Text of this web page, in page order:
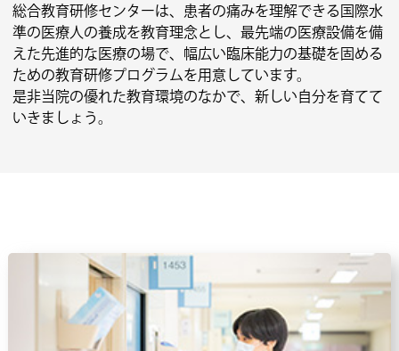
医師臨床研修
2026年度採用臨床研修医 追加募集延長につ
いて
→終了しました
2026.03.13
医師臨床研修
2026年度採用臨床研修医 追加募集について
2026.01.28
総合教育研修センターは、患者の痛みを理解できる国際水
準の医療人の養成を教育理念とし、最先端の医療設備を備
えた先進的な医療の場で、幅広い臨床能力の基礎を固める
ための教育研修プログラムを用意しています。
是非当院の優れた教育環境のなかで、新しい自分を育てて
いきましょう。